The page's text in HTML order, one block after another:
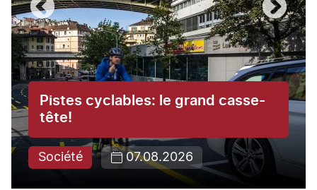
Pistes cyclables: le grand casse-
tête!
Société 07.08.2026